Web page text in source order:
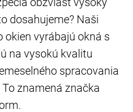
dosahujeme? Naši
okien vyrábajú okná s
na vysokú kvalitu
spracovania
znamená značka